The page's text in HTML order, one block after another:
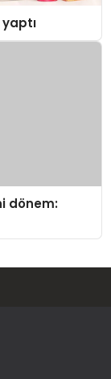
dönem: